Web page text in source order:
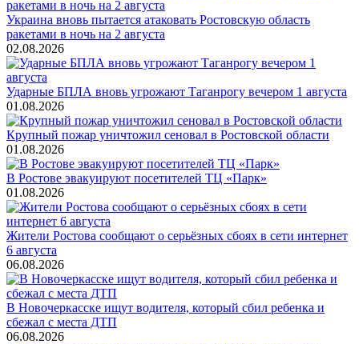
Украина вновь пытается атаковать Ростовскую область
ракетами в ночь на 2 августа
02.08.2026
Ударные БПЛА вновь угрожают Таганрогу вечером 1 августа
01.08.2026
Крупный пожар уничтожил сеновал в Ростовской области
01.08.2026
В Ростове эвакуируют посетителей ТЦ «Парк»
01.08.2026
Жители Ростова сообщают о серьёзных сбоях в сети интернет
6 августа
06.08.2026
В Новочеркасске ищут водителя, который сбил ребенка и
сбежал с места ДТП
06.08.2026